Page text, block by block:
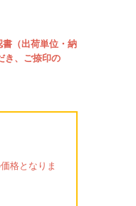
（出荷単位・納
き、ご捺印の
格となりま